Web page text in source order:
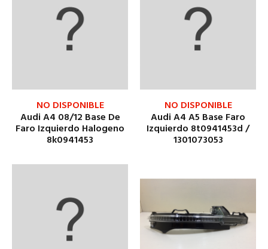
NO DISPONIBLE
Audi A4 08/12 Base De
Faro Izquierdo Halogeno
8k0941453
NO DISPONIBLE
Audi A4 A5 Base Faro
Izquierdo 8t0941453d /
1301073053